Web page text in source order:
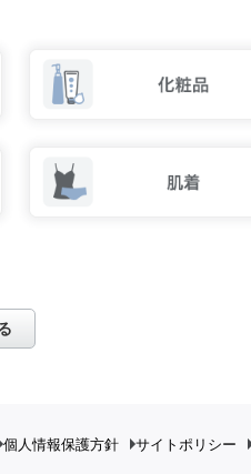
個人情報保護方針 サイトポリシー